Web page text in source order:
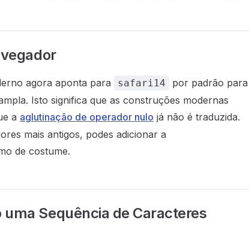
agora aponta para safari14
por padrão para
Isto significa que as construções modernas
a aglutinação de operador nulo já não é traduzida.
mais antigos, podes adicionar a
de costume.
Sequência de Caracteres